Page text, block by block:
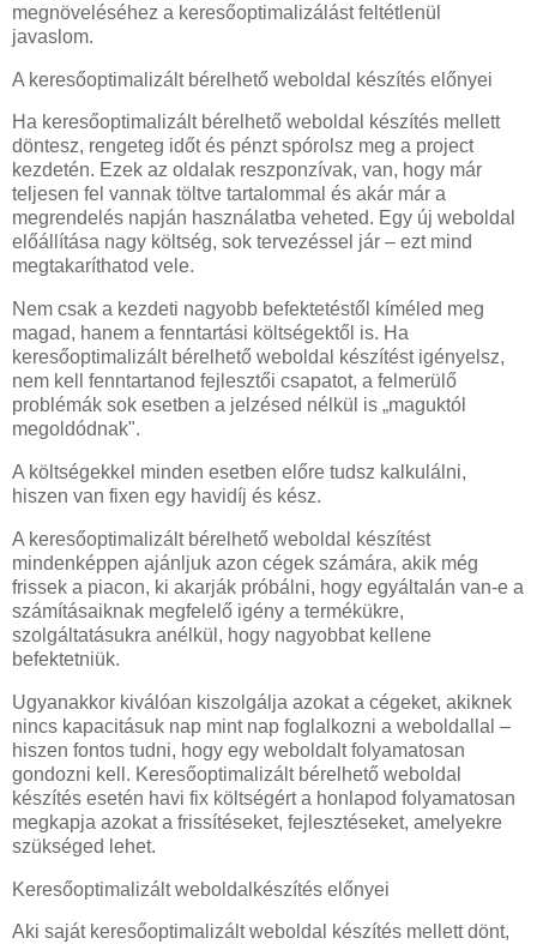
megnöveléséhez a keresőoptimalizálást feltétlenül
javaslom.
A keresőoptimalizált bérelhető weboldal készítés előnyei
Ha keresőoptimalizált bérelhető weboldal készítés mellett
döntesz, rengeteg időt és pénzt spórolsz meg a project
kezdetén. Ezek az oldalak reszponzívak, van, hogy már
teljesen fel vannak töltve tartalommal és akár már a
megrendelés napján használatba veheted. Egy új weboldal
előállítása nagy költség, sok tervezéssel jár – ezt mind
megtakaríthatod vele.
Nem csak a kezdeti nagyobb befektetéstől kíméled meg
magad, hanem a fenntartási költségektől is. Ha
keresőoptimalizált bérelhető weboldal készítést igényelsz,
nem kell fenntartanod fejlesztői csapatot, a felmerülő
problémák sok esetben a jelzésed nélkül is „maguktól
megoldódnak".
A költségekkel minden esetben előre tudsz kalkulálni,
hiszen van fixen egy havidíj és kész.
A keresőoptimalizált bérelhető weboldal készítést
mindenképpen ajánljuk azon cégek számára, akik még
frissek a piacon, ki akarják próbálni, hogy egyáltalán van-e a
számításaiknak megfelelő igény a termékükre,
szolgáltatásukra anélkül, hogy nagyobbat kellene
befektetniük.
Ugyanakkor kiválóan kiszolgálja azokat a cégeket, akiknek
nincs kapacitásuk nap mint nap foglalkozni a weboldallal –
hiszen fontos tudni, hogy egy weboldalt folyamatosan
gondozni kell. Keresőoptimalizált bérelhető weboldal
készítés esetén havi fix költségért a honlapod folyamatosan
megkapja azokat a frissítéseket, fejlesztéseket, amelyekre
szükséged lehet.
Keresőoptimalizált weboldalkészítés előnyei
Aki saját keresőoptimalizált weboldal készítés mellett dönt,